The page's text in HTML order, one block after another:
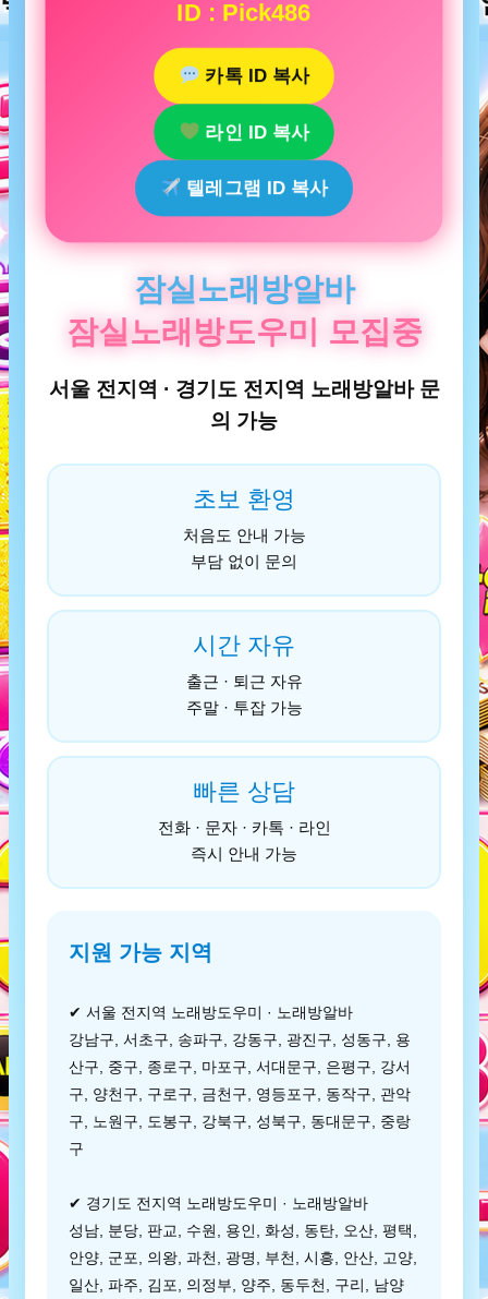
ID : Pick486
카톡 ID 복사
라인 ID 복사
텔레그램 ID 복사
잠실노래방알바
잠실노래방도우미 모집중
서울 전지역 · 경기도 전지역 노래방알바 문
의 가능
초보 환영
처음도 안내 가능
부담 없이 문의
시간 자유
출근 · 퇴근 자유
주말 · 투잡 가능
빠른 상담
전화 · 문자 · 카톡 · 라인
즉시 안내 가능
지원 가능 지역
✔ 서울 전지역 노래방도우미 · 노래방알바
강남구, 서초구, 송파구, 강동구, 광진구, 성동구, 용
산구, 중구, 종로구, 마포구, 서대문구, 은평구, 강서
구, 양천구, 구로구, 금천구, 영등포구, 동작구, 관악
구, 노원구, 도봉구, 강북구, 성북구, 동대문구, 중랑
구
✔ 경기도 전지역 노래방도우미 · 노래방알바
성남, 분당, 판교, 수원, 용인, 화성, 동탄, 오산, 평택,
안양, 군포, 의왕, 과천, 광명, 부천, 시흥, 안산, 고양,
일산, 파주, 김포, 의정부, 양주, 동두천, 구리, 남양